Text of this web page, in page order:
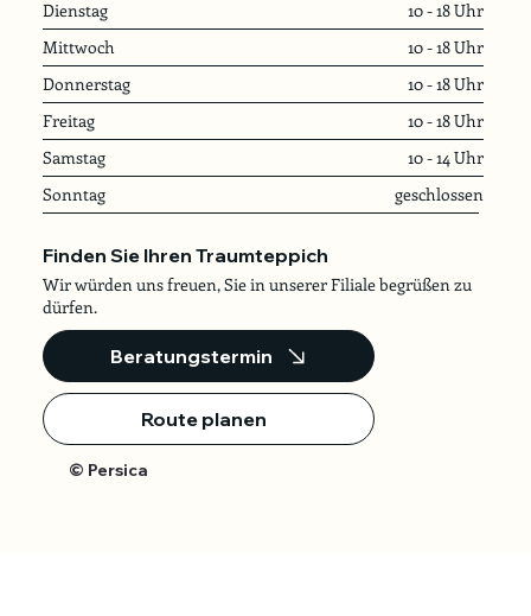
Dienstag
10 - 18 Uhr
Mittwoch
10 - 18 Uhr
Donnerstag
10 - 18 Uhr
Freitag
10 - 18 Uhr
Samstag
10 - 14 Uhr
Sonntag
geschlossen
Finden Sie Ihren Traumteppich
Wir würden uns freuen, Sie in unserer Filiale begrüßen zu
dürfen.
Beratungstermin
Route planen
© Persica